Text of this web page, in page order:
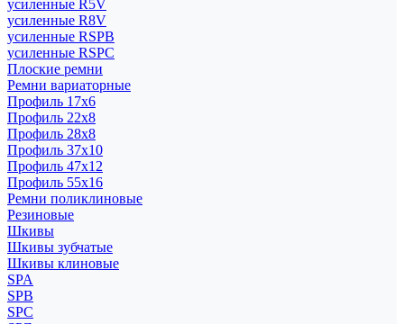
усиленные R5V
усиленные R8V
усиленные RSPB
усиленные RSPC
Плоские ремни
Ремни вариаторные
Профиль 17x6
Профиль 22x8
Профиль 28x8
Профиль 37x10
Профиль 47x12
Профиль 55x16
Ремни поликлиновые
Резиновые
Шкивы
Шкивы зубчатые
Шкивы клиновые
SPA
SPB
SPC